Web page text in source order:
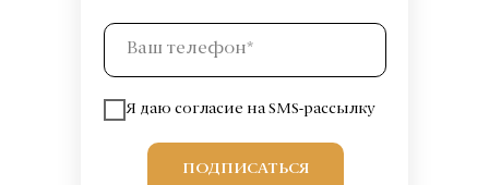
Я даю согласие на SMS-рассылку
ПОДПИСАТЬСЯ